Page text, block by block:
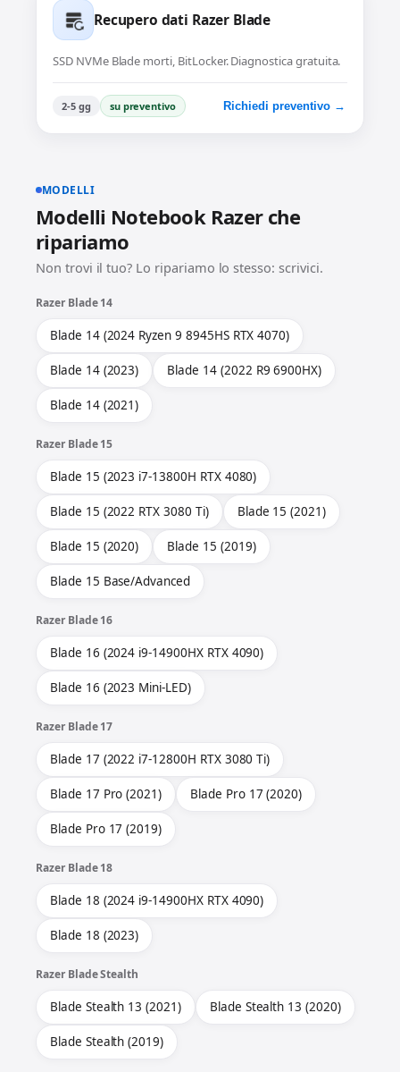
Recupero dati Razer Blade
SSD NVMe Blade morti, BitLocker. Diagnostica gratuita.
2-5 gg su preventivo Richiedi preventivo →
MODELLI
Modelli Notebook Razer che
ripariamo
Non trovi il tuo? Lo ripariamo lo stesso: scrivici.
Razer Blade 14
Blade 14 (2024 Ryzen 9 8945HS RTX 4070)
Blade 14 (2023) Blade 14 (2022 R9 6900HX)
Blade 14 (2021)
Razer Blade 15
Blade 15 (2023 i7-13800H RTX 4080)
Blade 15 (2022 RTX 3080 Ti) Blade 15 (2021)
Blade 15 (2020) Blade 15 (2019)
Blade 15 Base/Advanced
Razer Blade 16
Blade 16 (2024 i9-14900HX RTX 4090)
Blade 16 (2023 Mini-LED)
Razer Blade 17
Blade 17 (2022 i7-12800H RTX 3080 Ti)
Blade 17 Pro (2021) Blade Pro 17 (2020)
Blade Pro 17 (2019)
Razer Blade 18
Blade 18 (2024 i9-14900HX RTX 4090)
Blade 18 (2023)
Razer Blade Stealth
Blade Stealth 13 (2021) Blade Stealth 13 (2020)
Blade Stealth (2019)